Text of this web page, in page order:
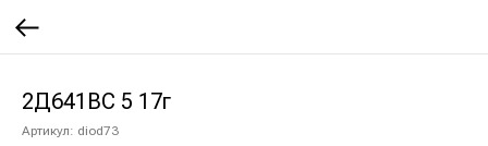
2Д641ВС 5 17г
Артикул: diod73